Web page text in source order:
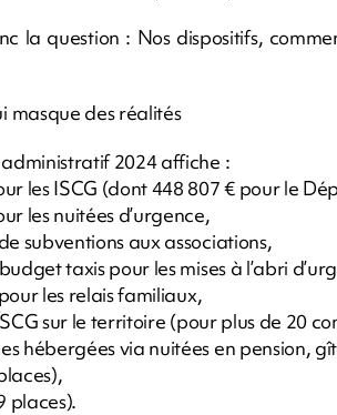
la question : Nos dispositifs,
masque des réalités
2024 affiche :
les ISCG (dont 448 807 € pour le
les nuitées d’urgence,
subventions aux associations,
taxis pour les mises à l’abri
les relais familiaux,
sur le territoire (pour plus de 20
hébergées via nuitées en pension,
places).